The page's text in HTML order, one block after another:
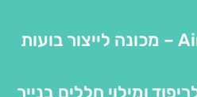
Air Force – מכונה לייצור בועות